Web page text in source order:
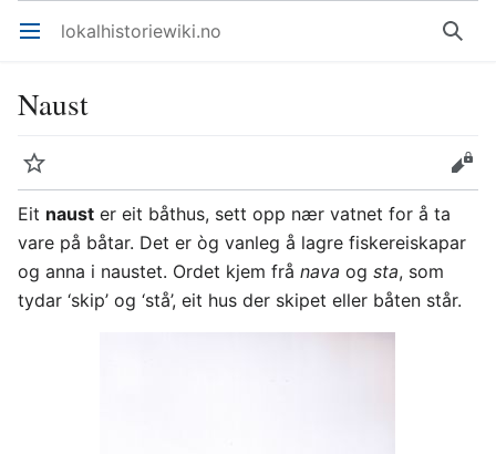
Åpne hovedmenyen lokalhistoriewiki.no Søk
Naust
Overvåk
Rediger
Eit naust er eit båthus, sett opp nær vatnet for å ta
vare på båtar. Det er òg vanleg å lagre fiskereiskapar
og anna i naustet. Ordet kjem frå nava og sta, som
tydar ‘skip’ og ‘stå’, eit hus der skipet eller båten står.